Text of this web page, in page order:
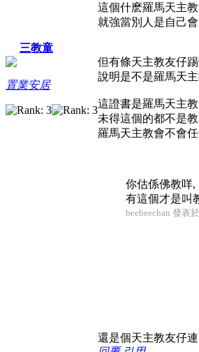
三教童
置業安居
這個什麽羅馬天主
就強當別人是自己
但有條天主教友仔
說明是不是羅馬天
這證書是羅馬天主
未得這個的都不是
羅馬天主教會不會
你估係佛教咩,
有這個才是叫
beebeechan 發表
還是個天主教友仔